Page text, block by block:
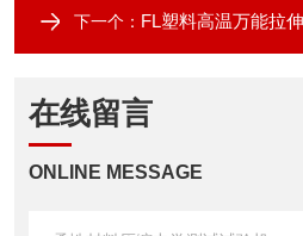
下一个： FL塑料高温万能拉
在线留言
ONLINE MESSAGE